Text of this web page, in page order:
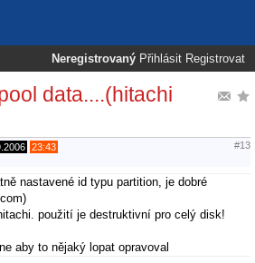
Neregistrovaný Přihlásit Registrovat
data....(hitachi
23:43 #13
nastavené id typu partition, je dobré
použití je destruktivní pro celý disk!
aby to nějaký lopat opravoval